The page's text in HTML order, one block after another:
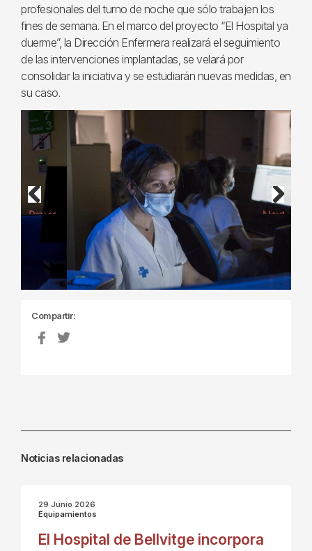
profesionales del turno de noche que sólo trabajen los
fines de semana. En el marco del proyecto “El Hospital ya
duerme”, la Dirección Enfermera realizará el seguimiento
de las intervenciones implantadas, se velará por
consolidar la iniciativa y se estudiarán nuevas medidas, en
su caso.
Previous Next
Compartir:
Noticias relacionadas
29 Junio 2026
Equipamientos
El Hospital de Bellvitge incorpora